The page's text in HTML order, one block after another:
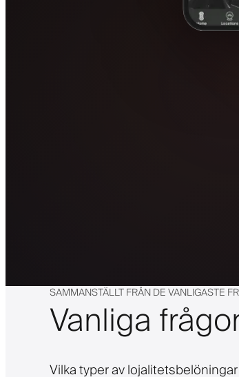
SAMMANSTÄLLT FRÅN DE VANLIGASTE
Vanliga
Vilka typer av